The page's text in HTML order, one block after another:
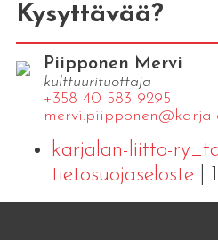
Kysyttävää?
Piipponen Mervi
kulttuurituottaja
+358 40 583 9295
karjalan-liitto-
tietosuojaseloste|